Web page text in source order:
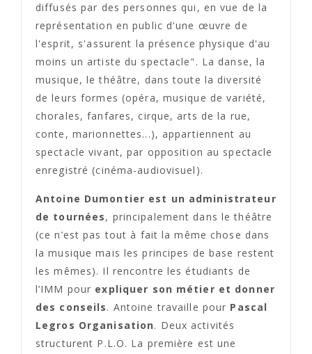
diffusés par des personnes qui, en vue de la
représentation en public d'une œuvre de
l'esprit, s'assurent la présence physique d'au
moins un artiste du spectacle". La danse, la
musique, le théâtre, dans toute la diversité
de leurs formes (opéra, musique de variété,
chorales, fanfares, cirque, arts de la rue,
conte, marionnettes...), appartiennent au
spectacle vivant, par opposition au spectacle
enregistré (cinéma-audiovisuel).
Antoine Dumontier est un administrateur
de tournées, principalement dans le théâtre
(ce n’est pas tout à fait la même chose dans
la musique mais les principes de base restent
les mêmes). Il rencontre les étudiants de
l’IMM pour expliquer son métier et donner
des conseils. Antoine travaille pour Pascal
Legros Organisation. Deux activités
structurent P.L.O. La première est une